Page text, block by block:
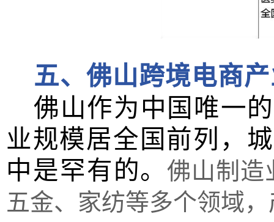
五、佛山跨境电商
佛山作为中国唯一
业规模居全国前列，
中是罕有的。佛山制造
五金、家纺等多个领域，